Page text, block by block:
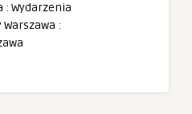
: Wydarzenia
Warszawa :